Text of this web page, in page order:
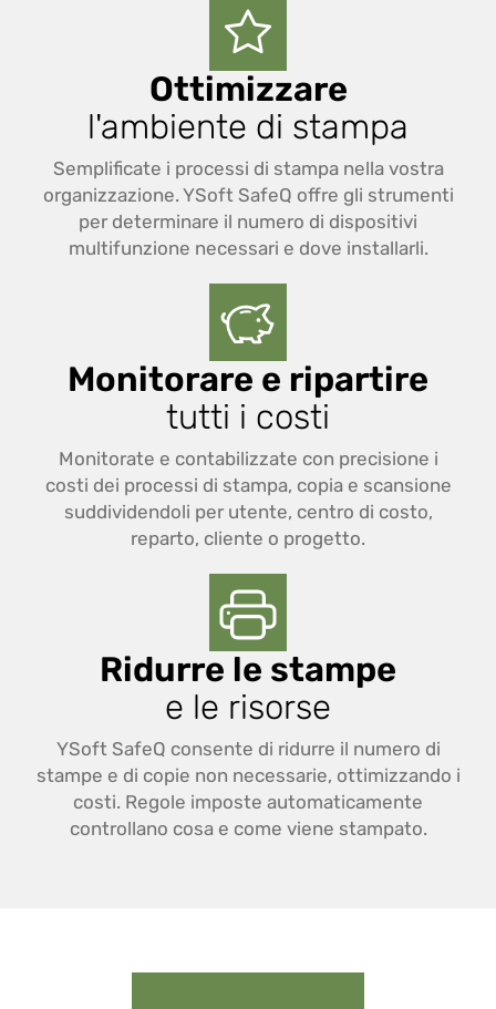
Ottimizzare
l'ambiente di stampa
Semplificate i processi di stampa nella vostra
organizzazione. YSoft SafeQ offre gli strumenti
per determinare il numero di dispositivi
multifunzione necessari e dove installarli.
Monitorare e ripartire
tutti i costi
Monitorate e contabilizzate con precisione i
costi dei processi di stampa, copia e scansione
suddividendoli per utente, centro di costo,
reparto, cliente o progetto.
Ridurre le stampe
e le risorse
YSoft SafeQ consente di ridurre il numero di
stampe e di copie non necessarie, ottimizzando i
costi. Regole imposte automaticamente
controllano cosa e come viene stampato.